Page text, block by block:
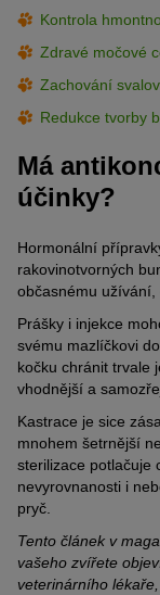
Kontrola
Zdravé močové
Zachování
Redukce tvorby
Má
účinky?
Hormonální
rakovinotvorných
občasnému užívání,
Prášky i injekce
svému mazlíčkovi
kočku chránit trvale
vhodnější a
Kastrace je sice
mnohem šetrnější
sterilizace potlačuje
nevyrovnanosti i
pryč.
Tento článek v
vašeho zvířete
veterinárního